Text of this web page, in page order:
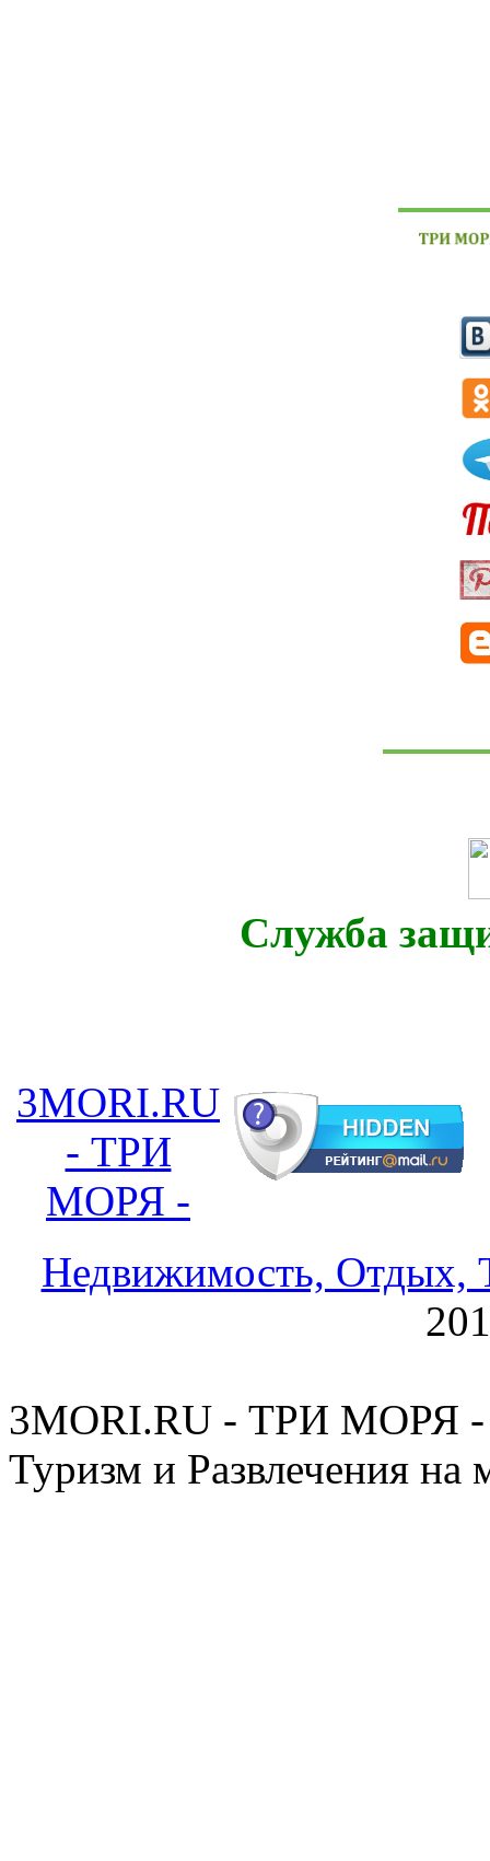
Служба
3MORI.RU
- ТРИ
МОРЯ -
Недвижимость, Отдых,
3MORI.RU - ТРИ МОРЯ -
Туризм и Развлечения на